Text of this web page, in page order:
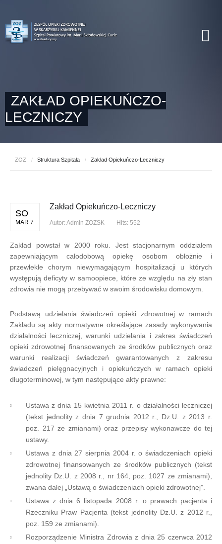
ZAKŁAD OPIEKUŃCZO-
LECZNICZY
ZOZ / Struktura Szpitala / Zakład Opiekuńczo-Leczniczy
SO
MAR 7
Zakład Opiekuńczo-Leczniczy
Autor:Admin ZOZSK Hits: 552
Zakład powstał w 2000 roku. Jest stacjonarnym oddziałem
zapewniającym całodobową opiekę osobom obłożnie i
przewlekle chorym niewymagającym hospitalizacji u których
występują deficyty w samoopiece, które ze względu na zły stan
zdrowia nie mogą przebywać w swoim środowisku domowym.
Podstawą udzielania świadczeń opieki zdrowotnej w ramach
Zakładu są akty normatywne określające zasady wykonywania
działalności leczniczej, warunki udzielania i zakres świadczeń
opieki zdrowotnej finansowanych ze środków publicznych oraz
warunki realizacji świadczeń gwarantowanych z zakresu
świadczeń pielęgnacyjnych i opiekuńczych w ramach opieki
długoterminowej, w tym następujące akty prawne:
Ustawa z dnia 15 kwietnia 2011 r. o działalności leczniczej
(tekst jednolity z dnia 7 grudnia 2012 r., Dz.U. z 2013 r.
poz. 217 ze zmianami) oraz przepisy wykonawcze do tej
ustawy.
Ustawa z dnia 27 sierpnia 2004 r. o świadczeniach opieki
zdrowotnej finansowanych ze środków publicznych (tekst
jednolity Dz.U. z 2008 r., nr 164, poz. 1027 ze zmianami),
zwana dalej „Ustawą o świadczeniach opieki zdrowotnej”.
Ustawa z dnia 6 listopada 2008 r. o prawach pacjenta i
Rzeczniku Praw Pacjenta (tekst jednolity Dz.U. z 2012 r.,
poz. 159 ze zmianami).
Rozporządzenie Ministra Zdrowia z dnia 25 czerwca 2012